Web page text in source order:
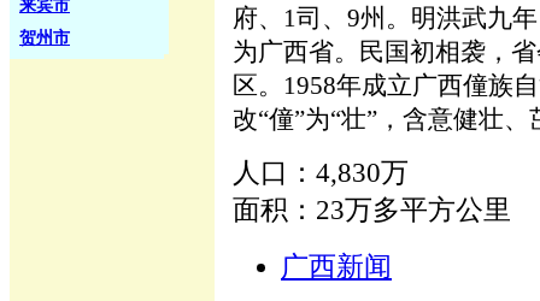
来宾市
贺州市
府、1司、9州。明洪武九
为广西省。民国初相袭，
区。1958年成立广西僮族
改“僮”为“壮”，含意健壮
人口：4,830万
面积：23万多平方公里
广西新闻